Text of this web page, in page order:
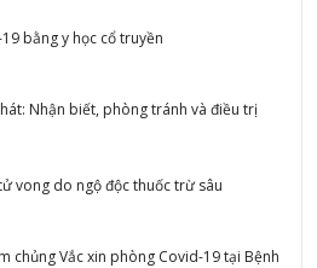
bằng y học cổ truyền
Nhận biết, phòng tránh và điều trị
vong do ngộ độc thuốc trừ sâu
chủng Vắc xin phòng Covid-19 tại Bệnh